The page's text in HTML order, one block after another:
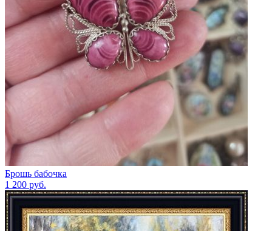
Брошь бабочка
1 200 руб.